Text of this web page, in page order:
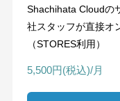
Shachihata Cloudの
社スタッフが直接オ
（STORES利用）
5,500円(税込)/月